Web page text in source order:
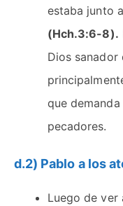
estaba junto
(Hch.3:6-8).
Dios sanador
que
pecadores.
d.2) Pablo a los
Luego de ver